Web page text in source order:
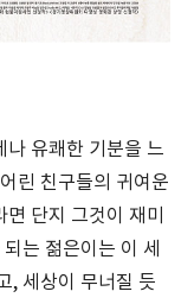
나 유쾌한 기분을 느
린 친구들의 귀여운
단지 그것이 재미
는 젊은이는 이 세
, 세상이 무너질 듯